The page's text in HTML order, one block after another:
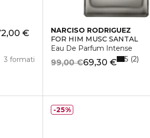
€
3 formati
NARCISO RODRIGUEZ
FOR HIM MUSC SANTAL
Eau De Parfum Intense
69,30 €
99,00 € 5 2
25%